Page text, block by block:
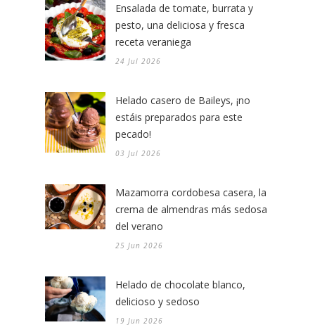
Ensalada de tomate, burrata y
pesto, una deliciosa y fresca
receta veraniega
24 Jul 2026
Helado casero de Baileys, ¡no
estáis preparados para este
pecado!
03 Jul 2026
Mazamorra cordobesa casera, la
crema de almendras más sedosa
del verano
25 Jun 2026
Helado de chocolate blanco,
delicioso y sedoso
19 Jun 2026